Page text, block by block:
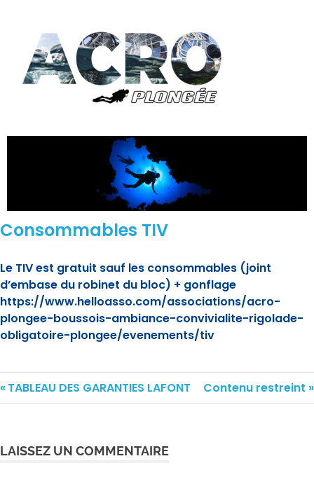
Consommables TIV
Le TIV est gratuit sauf les consommables (joint
d’embase du robinet du bloc) + gonflage
https://www.helloasso.com/associations/acro-
plongee-boussois-ambiance-convivialite-rigolade-
obligatoire-plongee/evenements/tiv
TABLEAU DES GARANTIES LAFONT Contenu restreint
LAISSEZ UN COMMENTAIRE